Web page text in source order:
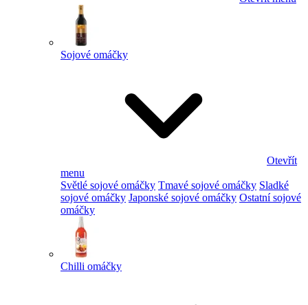
Sojové omáčky
Otevřít
menu
Světlé sojové omáčky Tmavé sojové omáčky Sladké
sojové omáčky Japonské sojové omáčky Ostatní sojové
omáčky
Chilli omáčky